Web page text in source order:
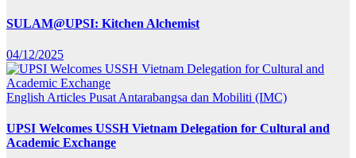
SULAM@UPSI: Kitchen Alchemist
04/12/2025
English Articles Pusat Antarabangsa dan Mobiliti (IMC)
UPSI Welcomes USSH Vietnam Delegation for Cultural and
Academic Exchange